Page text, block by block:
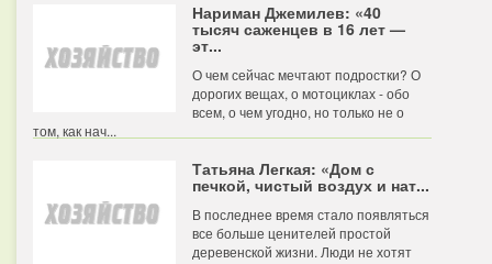
Нариман Джемилев: «40
тысяч саженцев в 16 лет —
эт...
О чем сейчас мечтают подростки? О
дорогих вещах, о мотоциклах - обо
всем, о чем угодно, но только не о
том, как нач...
Татьяна Легкая: «Дом с
печкой, чистый воздух и нат...
В последнее время стало появляться
все больше ценителей простой
деревенской жизни. Люди не хотят